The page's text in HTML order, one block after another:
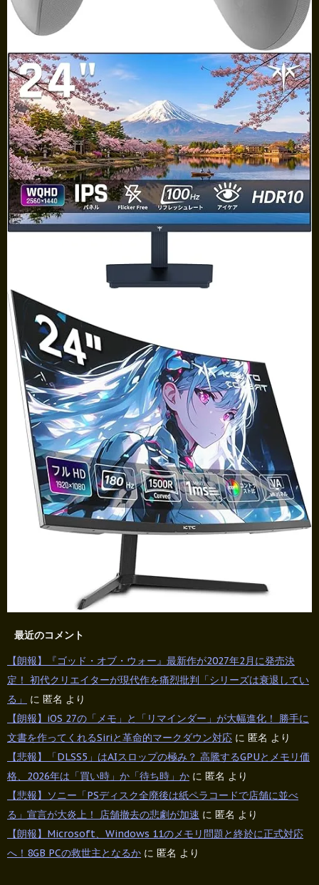
最近のコメント
【朗報】『ゴッド・オブ・ウォー』最新作が2027年2月に発売決
定！ 初代クリエイターが現代作を痛烈批判「シリーズは衰退してい
る」
に 匿名 より
【朗報】iOS 27の「メモ」と「リマインダー」が大幅進化！ 勝手に
文書を作ってくれるSiriと革命的マークダウン対応 に 匿名 より
【悲報】「DLSS5」はAIスロップの極み？ 高騰するGPUとメモリ価
格、2026年は「買い時」か「待ち時」か に 匿名 より
【悲報】ソニー「PSディスク全廃後は紙ペラコードで店舗に並べ
る」宣言が大炎上！ 店舗撤去の悲劇が加速 に 匿名 より
【朗報】Microsoft、Windows 11のメモリ問題と終於に正式対応
へ！8GB PCの救世主となるか に 匿名 より